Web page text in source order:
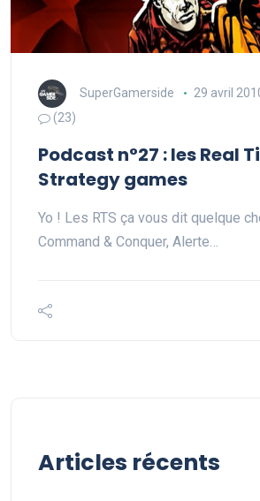
SuperGamerside 29 avril
(23)
Podcast n°27 : les Real
Strategy games
Yo ! Les RTS ça vous dit quelque
Command & Conquer, Alerte…
Articles récents